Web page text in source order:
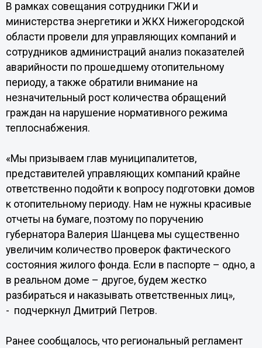
В рамках совещания сотрудники ГЖИ и
министерства энергетики и ЖКХ Нижегородской
области провели для управляющих компаний и
сотрудников администраций анализ показателей
аварийности по прошедшему отопительному
периоду, а также обратили внимание на
незначительный рост количества обращений
граждан на нарушение нормативного режима
теплоснабжения.
«Мы призываем глав муниципалитетов,
представителей управляющих компаний крайне
ответственно подойти к вопросу подготовки домов
к отопительному периоду. Нам не нужны красивые
отчеты на бумаге, поэтому по поручению
губернатора Валерия Шанцева мы существенно
увеличим количество проверок фактического
состояния жилого фонда. Если в паспорте – одно, а
в реальном доме – другое, будем жестко
разбираться и наказывать ответственных лиц»,
- подчеркнул Дмитрий Петров.
Ранее сообщалось, что региональный регламент